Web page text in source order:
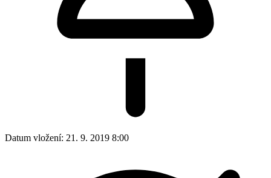
Datum vložení: 21. 9. 2019 8:00